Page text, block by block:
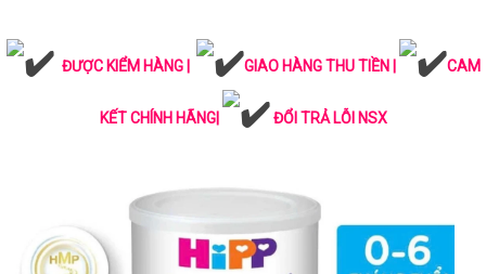
ĐƯỢC KIỂM HÀNG | GIAO HÀNG THU TIỀN | CAM
KẾT CHÍNH HÃNG| ĐỔI TRẢ LỖI NSX